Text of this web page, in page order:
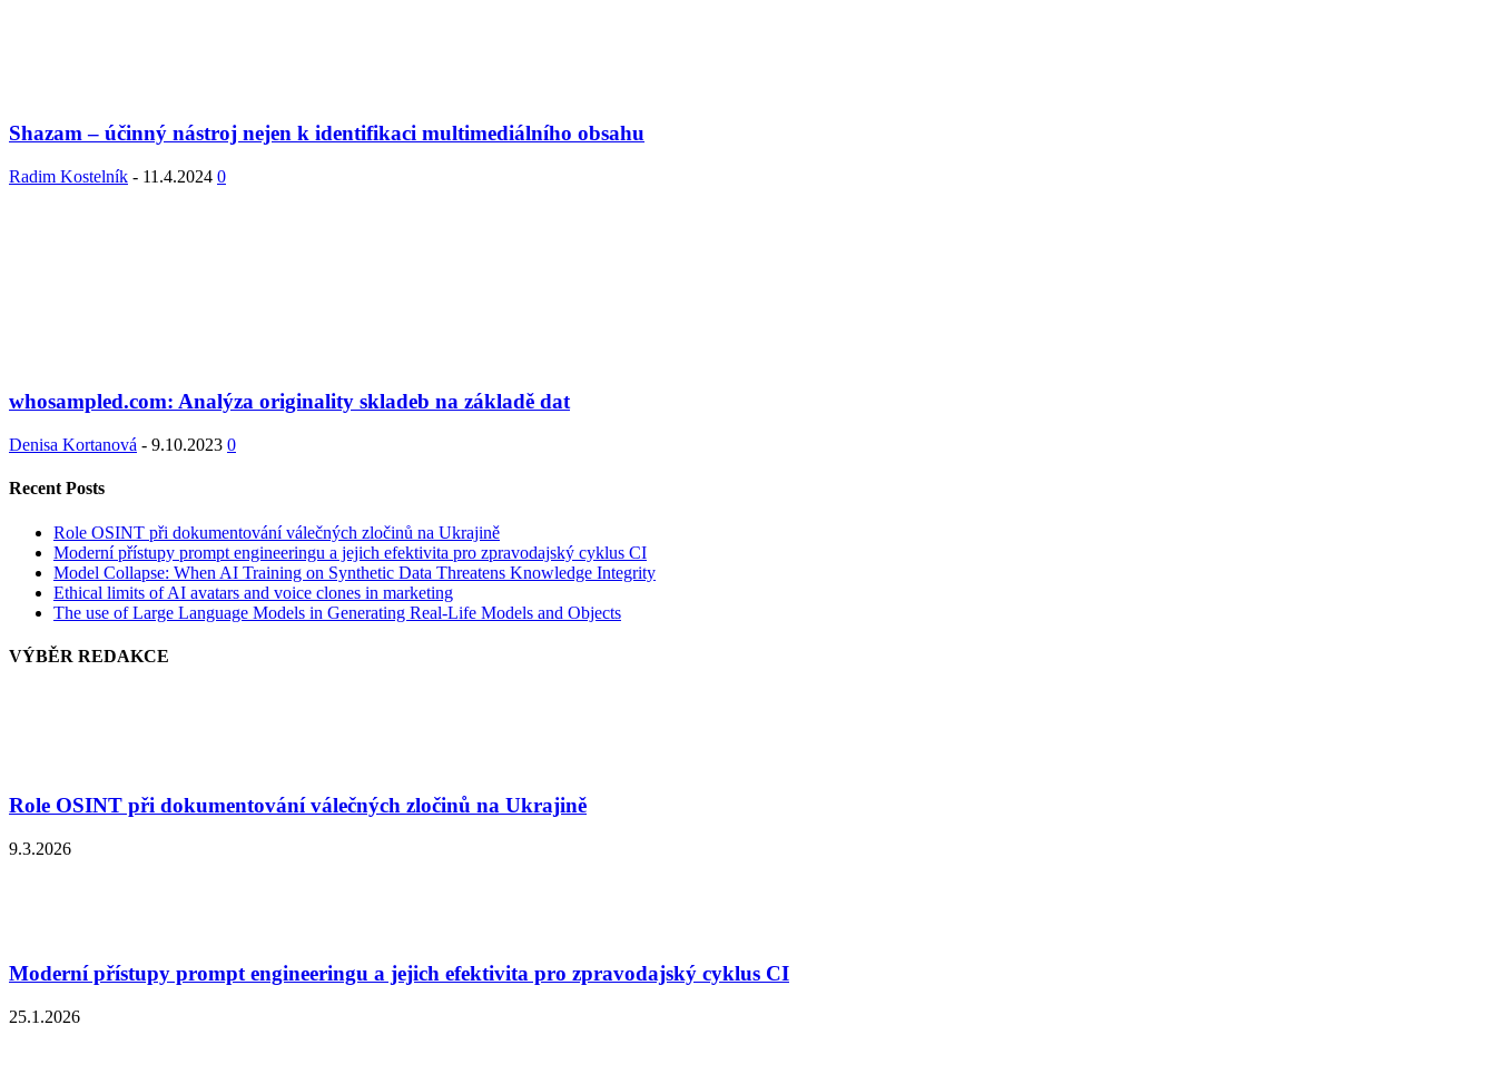
Shazam – účinný nástroj nejen k identifikaci multimediálního obsahu
Radim Kostelník - 11.4.2024 0
whosampled.com: Analýza originality skladeb na základě dat
Denisa Kortanová - 9.10.2023 0
Recent Posts
Role OSINT při dokumentování válečných zločinů na Ukrajině
Moderní přístupy prompt engineeringu a jejich efektivita pro zpravodajský cyklus CI
Model Collapse: When AI Training on Synthetic Data Threatens Knowledge Integrity
Ethical limits of AI avatars and voice clones in marketing
The use of Large Language Models in Generating Real-Life Models and Objects
VÝBĚR REDAKCE
Role OSINT při dokumentování válečných zločinů na Ukrajině
9.3.2026
Moderní přístupy prompt engineeringu a jejich efektivita pro zpravodajský cyklus CI
25.1.2026